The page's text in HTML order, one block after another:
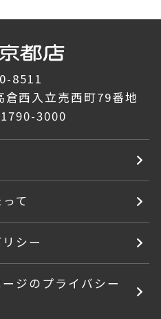
8511
西入立売西町79番地
3000
て
シー
ジのプライバシー